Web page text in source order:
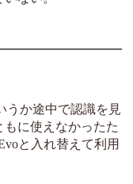
うか途中で認識を見
に使えなかったた
と入れ替えて利用